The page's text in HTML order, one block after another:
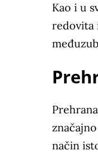
Kao i u
redovita
način